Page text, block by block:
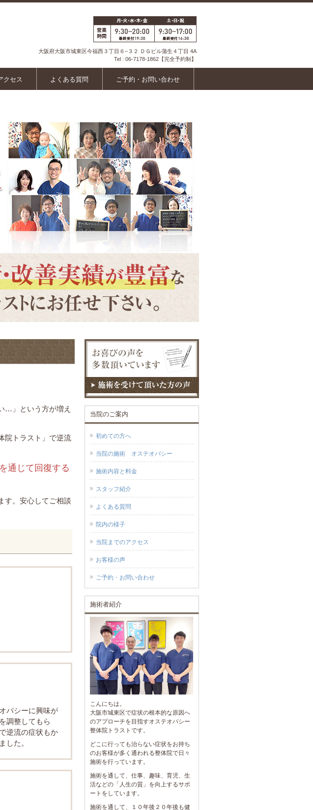
大阪府大阪市城東区今福西３丁目６−３２ ＤＧビル蒲生４丁目 4A
Tel : 06-7178-1862 【完全予約制】
クセス よくある質問 ご予約・お問い合わせ
…」という方が増え
院トラスト」で逆流
通じて回復する
す。安心してご相談
パシーに興味が
調整してもら
逆流の症状もか
した。
当院のご案内
初めての方へ
当院の施術 オステオパシー
施術内容と料金
スタッフ紹介
よくある質問
院内の様子
当院までのアクセス
お客様の声
ご予約・お問い合わせ
施術者紹介
こんにちは。
大阪市城東区で症状の根本的な原因へ
のアプローチを目指すオステオパシー
整体院トラストです。
どこに行っても治らない症状をお持ち
のお客様が多く通われる整体院で日々
施術を行っています。
施術を通して、仕事、趣味、育児、生
活などの「人生の質」を向上するサポ
ートをしています。
施術を通して、１０年後２０年後も健